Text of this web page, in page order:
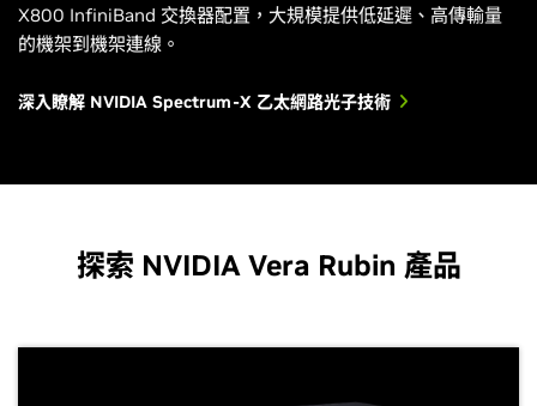
X800 InfiniBand 交換器配置，大規模提供低延遲、高傳輸量
的機架到機架連線。
深入瞭解 NVIDIA Spectrum-X 乙太網路光子技術
探索 NVIDIA Vera Rubin 產品